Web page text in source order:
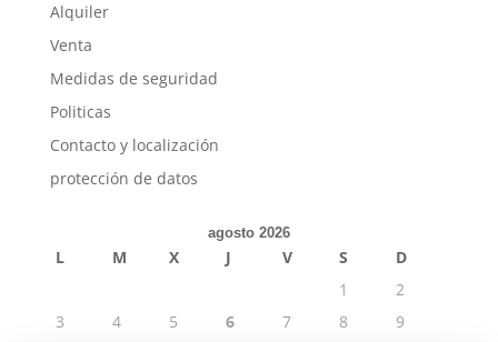
Alquiler
Venta
Medidas de seguridad
Politicas
Contacto y localización
protección de datos
agosto 2026
L M X J V S
D
1
2
3
4 5 6 7 8
9